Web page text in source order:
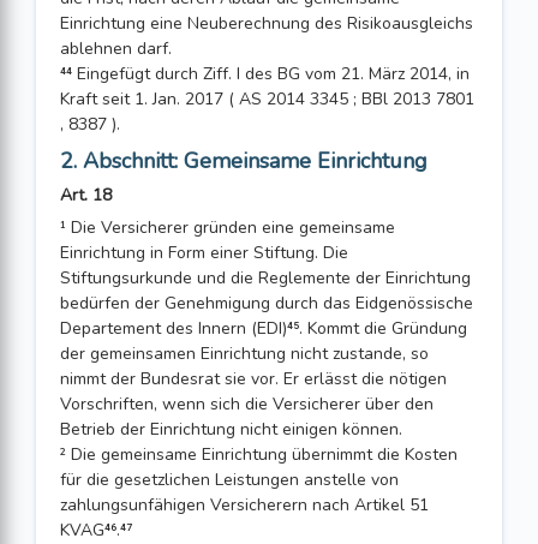
Einrichtung eine Neuberechnung des Risikoausgleichs
ablehnen darf.
⁴⁴ Eingefügt durch Ziff. I des BG vom 21. März 2014, in
Kraft seit 1. Jan. 2017 ( AS 2014 3345 ; BBl 2013 7801
, 8387 ).
2. Abschnitt: Gemeinsame Einrichtung
Art. 18
¹ Die Versicherer gründen eine gemeinsame
Einrichtung in Form einer Stiftung. Die
Stiftungsurkunde und die Reglemente der Einrichtung
bedürfen der Genehmigung durch das Eidgenössische
Departement des Innern (EDI)⁴⁵. Kommt die Gründung
der gemeinsamen Einrichtung nicht zustande, so
nimmt der Bundesrat sie vor. Er erlässt die nötigen
Vorschriften, wenn sich die Versicherer über den
Betrieb der Einrichtung nicht einigen können.
² Die gemeinsame Einrichtung übernimmt die Kosten
für die gesetzlichen Leistungen anstelle von
zahlungsunfähigen Versicherern nach Artikel 51
KVAG⁴⁶.⁴⁷